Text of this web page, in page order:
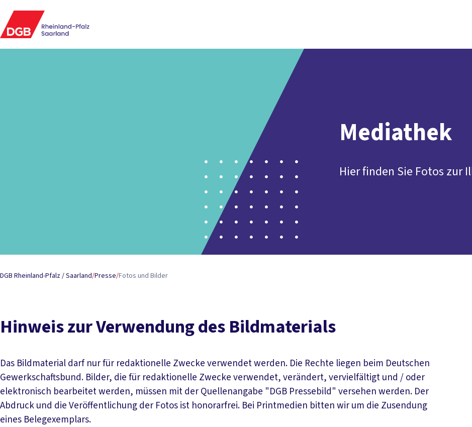
Mediathek
Hier finden Sie Fotos zur
DGB Rheinland-Pfalz / Saarland/Presse/Fotos und Bilder
Hinweis zur Verwendung des Bildmaterials
Das Bildmaterial darf nur für redaktionelle Zwecke verwendet werden. Die Rechte liegen beim Deutschen
Gewerkschaftsbund. Bilder, die für redaktionelle Zwecke verwendet, verändert, vervielfältigt und / oder
elektronisch bearbeitet werden, müssen mit der Quellenangabe "DGB Pressebild" versehen werden. Der
Abdruck und die Veröffentlichung der Fotos ist honorarfrei. Bei Printmedien bitten wir um die Zusendung
eines Belegexemplars.